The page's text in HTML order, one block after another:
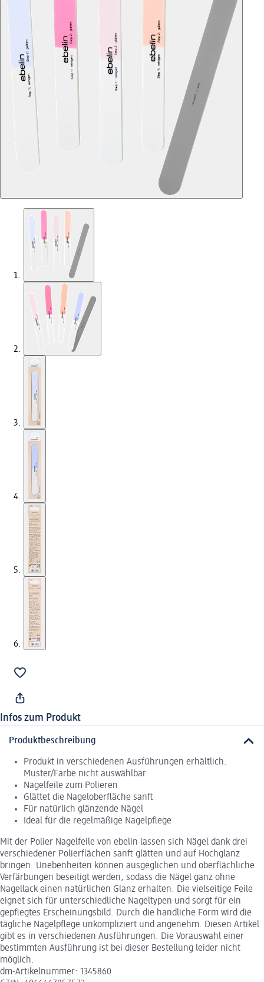
Infos zum Produkt
Produktbeschreibung
Produkt in verschiedenen Ausführungen erhältlich.
Muster/Farbe nicht auswählbar
Nagelfeile zum Polieren
Glättet die Nageloberfläche sanft
Für natürlich glänzende Nägel
Ideal für die regelmäßige Nagelpflege
Mit der Polier Nagelfeile von ebelin lassen sich Nägel dank drei
verschiedener Polierflächen sanft glätten und auf Hochglanz
bringen. Unebenheiten können ausgeglichen und oberflächliche
Verfärbungen beseitigt werden, sodass die Nägel ganz ohne
Nagellack einen natürlichen Glanz erhalten. Die vielseitige Feile
eignet sich für unterschiedliche Nageltypen und sorgt für ein
gepflegtes Erscheinungsbild. Durch die handliche Form wird die
tägliche Nagelpflege unkompliziert und angenehm. Diesen Artikel
gibt es in verschiedenen Ausführungen. Die Vorauswahl einer
bestimmten Ausführung ist bei dieser Bestellung leider nicht
möglich.
dm-Artikelnummer: 1345860